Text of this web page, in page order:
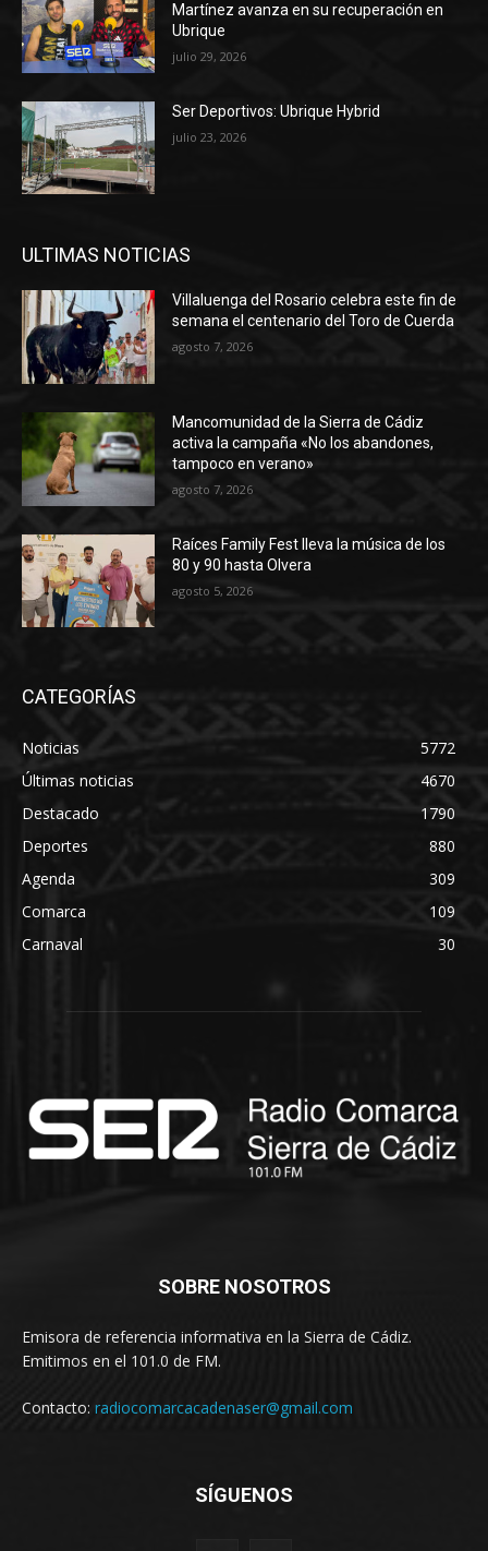
Martínez avanza en su recuperación en
Ubrique
julio 29, 2026
Ser Deportivos: Ubrique Hybrid
julio 23, 2026
ULTIMAS NOTICIAS
Villaluenga del Rosario celebra este fin de
semana el centenario del Toro de Cuerda
agosto 7, 2026
Mancomunidad de la Sierra de Cádiz
activa la campaña «No los abandones,
tampoco en verano»
agosto 7, 2026
Raíces Family Fest lleva la música de los
80 y 90 hasta Olvera
agosto 5, 2026
CATEGORÍAS
Noticias
5772
Últimas noticias
4670
Destacado
1790
Deportes
880
Agenda
309
Comarca
109
Carnaval
30
SOBRE NOSOTROS
Emisora de referencia informativa en la Sierra de Cádiz.
Emitimos en el 101.0 de FM.
Contacto: radiocomarcacadenaser@gmail.com
SÍGUENOS